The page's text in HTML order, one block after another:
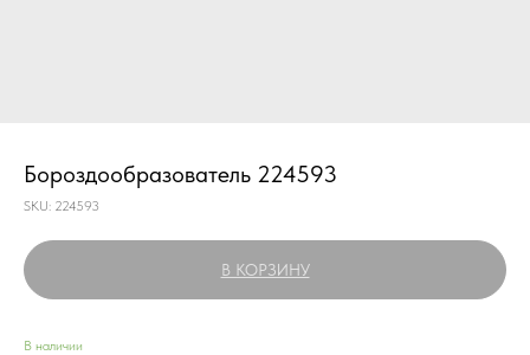
Бороздообразователь 224593
SKU: 224593
В КОРЗИНУ
В наличии